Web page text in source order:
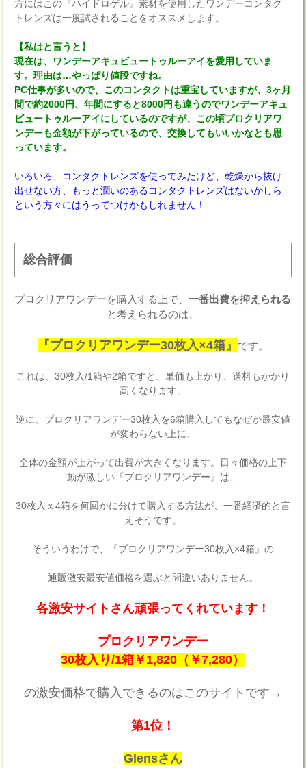
方にはこの『ハイドロゲル』素材を使用したワンデーコンタク
トレンズは一度試されることをオススメします。
【私はと言うと】
現在は、ワンデーアキュビュートゥルーアイを愛用していま
す。理由は…やっぱり値段ですね。
PC仕事が多いので、このコンタクトは重宝していますが、3ヶ月
間で約2000円、年間にすると8000円も違うのでワンデーアキュ
ビュートゥルーアイにしているのですが、この頃プロクリアワ
ンデーも金額が下がっているので、交換してもいいかなとも思
っています。
いろいろ、コンタクトレンズを使ってみたけど、乾燥から抜け
出せない方、もっと潤いのあるコンタクトレンズはないかしら
という方々にはうってつけかもしれません！
総合評価
プロクリアワンデーを購入する上で、一番出費を抑えられる
と考えられるのは、
『プロクリアワンデー30枚入×4箱』 です。
これは、30枚入/1箱や2箱ですと、単価も上がり、送料もかかり
高くなります。
逆に、プロクリアワンデー30枚入を6箱購入してもなぜか最安値
が変わらない上に、
全体の金額が上がって出費が大きくなります。日々価格の上下
動が激しい『プロクリアワンデー』は、
30枚入ｘ4箱を何回かに分けて購入する方法が、一番経済的と言
えそうです。
そういうわけで、『プロクリアワンデー30枚入×4箱』の
通販激安最安値価格を選ぶと間違いありません。
各激安サイトさん頑張ってくれています！
プロクリアワンデー
30枚入り/1箱￥1,820（￥7,280）
の激安価格で購入できるのはこのサイトです→
第1位！
Glensさん